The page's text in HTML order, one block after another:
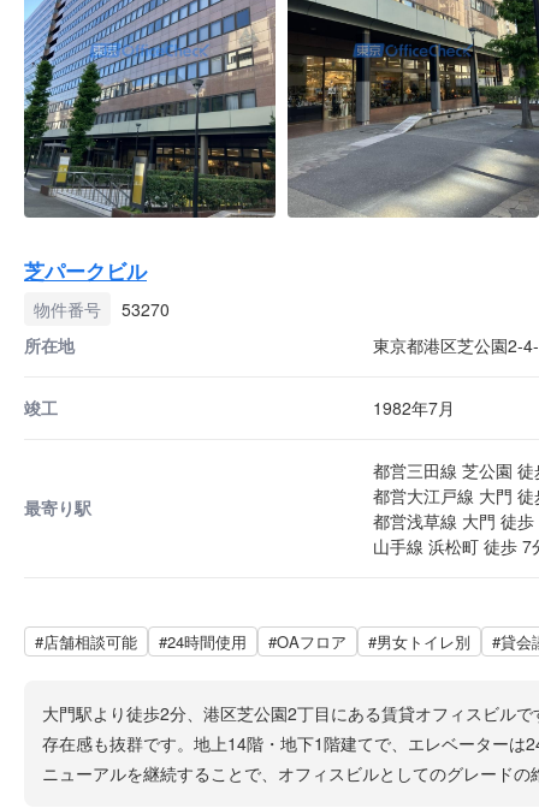
芝パークビル
物件番号
53270
所在地
東京都港区芝公園2-
竣工 1982年7月
最寄り駅
都営三田線 芝公園
都営大江戸線 大門
都営浅草線 大門 徒歩
山手線 浜松町 徒歩 7
#店舗相談可能 #24時間使用 #OAフロア #男女トイレ別 #貸会
大門駅より徒歩2分、港区芝公園2丁目にある賃貸オフィスビル
存在感も抜群です。地上14階・地下1階建てで、エレベーター
ニューアルを継続することで、オフィスビルとしてのグレード